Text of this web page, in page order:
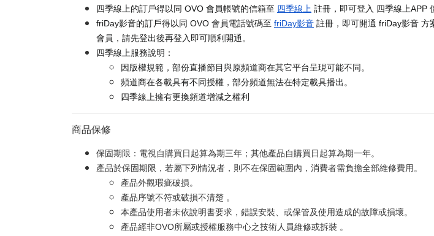
四季線上的訂戶得以同 OVO 會員帳號的信箱至 四季線上 註冊，即可登入 四季線上APP
friDay影音的訂戶得以同 OVO 會員電話號碼至 friDay影音 註冊，即可開通 friDay影音 方
會員，請先登出後再登入即可順利開通。
四季線上服務說明：
因版權規範，部份直播節目與原頻道商在其它平台呈現可能不同。
頻道商在各載具有不同授權，部分頻道無法在特定載具播出。
四季線上擁有更換頻道增減之權利
商品保修
保固期限：電視自購買日起算為期三年；其他產品自購買日起算為期一年。
產品於保固期限，若屬下列情況者，則不在保固範圍內，消費者需負擔全部維修費用。
產品外觀瑕疵破損。
產品序號不符或破損不清楚 。
本產品使用者未依說明書要求，錯誤安裝、或保管及使用造成的故障或損壞。
產品經非OVO所屬或授權服務中心之技術人員維修或拆裝 。